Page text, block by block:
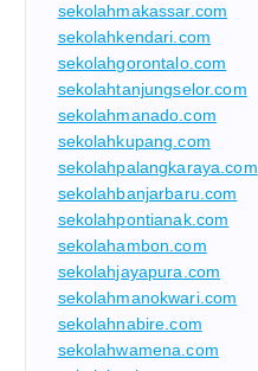
sekolahmakassar.com
sekolahkendari.com
sekolahgorontalo.com
sekolahtanjungselor.com
sekolahmanado.com
sekolahkupang.com
sekolahpalangkaraya.com
sekolahbanjarbaru.com
sekolahpontianak.com
sekolahambon.com
sekolahjayapura.com
sekolahmanokwari.com
sekolahnabire.com
sekolahwamena.com